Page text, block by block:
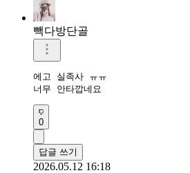
빽다방단골
에고 실족사 ㅠㅠ
너무 안타깝네요
0
답글 쓰기
2026.05.12 16:18